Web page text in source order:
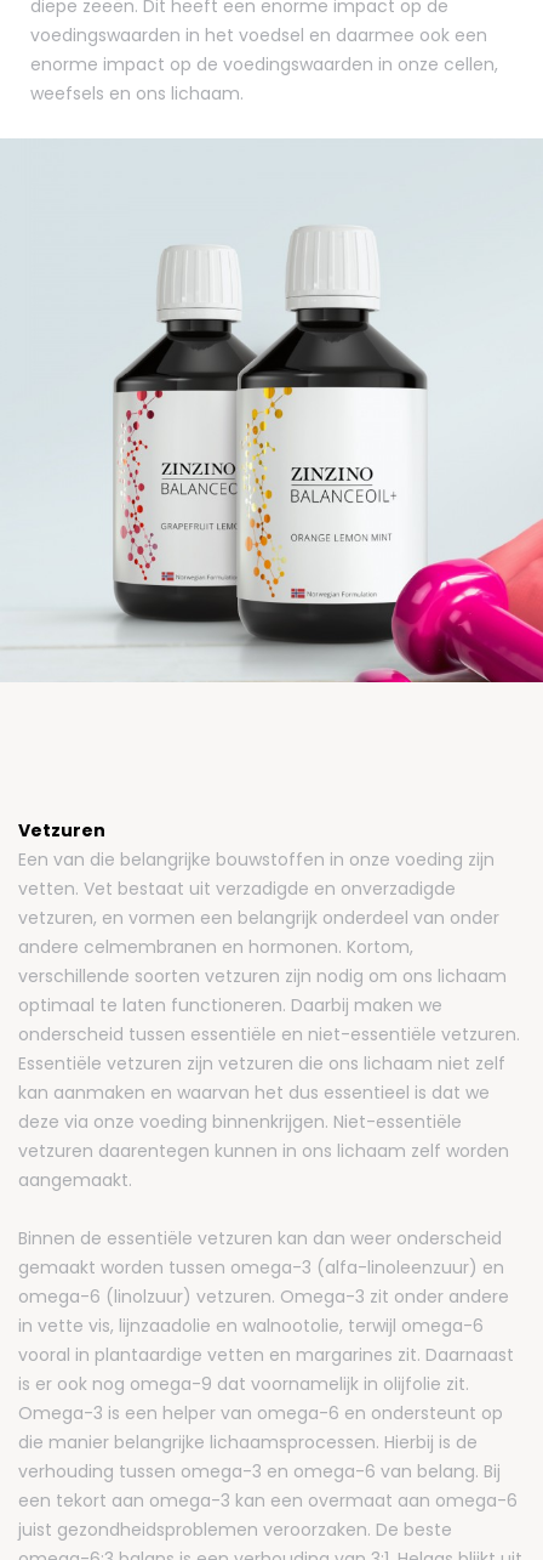
diepe zeeën. Dit heeft een enorme impact op de
voedingswaarden in het voedsel en daarmee ook een
enorme impact op de voedingswaarden in onze cellen,
weefsels en ons lichaam.
Vetzuren
Een van die belangrijke bouwstoffen in onze voeding zijn
vetten. Vet bestaat uit verzadigde en onverzadigde
vetzuren, en vormen een belangrijk onderdeel van onder
andere celmembranen en hormonen. Kortom,
verschillende soorten vetzuren zijn nodig om ons lichaam
optimaal te laten functioneren. Daarbij maken we
onderscheid tussen essentiële en niet-essentiële vetzuren.
Essentiële vetzuren zijn vetzuren die ons lichaam niet zelf
kan aanmaken en waarvan het dus essentieel is dat we
deze via onze voeding binnenkrijgen. Niet-essentiële
vetzuren daarentegen kunnen in ons lichaam zelf worden
aangemaakt.
Binnen de essentiële vetzuren kan dan weer onderscheid
gemaakt worden tussen omega-3 (alfa-linoleenzuur) en
omega-6 (linolzuur) vetzuren. Omega-3 zit onder andere
in vette vis, lijnzaadolie en walnootolie, terwijl omega-6
vooral in plantaardige vetten en margarines zit. Daarnaast
is er ook nog omega-9 dat voornamelijk in olijfolie zit.
Omega-3 is een helper van omega-6 en ondersteunt op
die manier belangrijke lichaamsprocessen. Hierbij is de
verhouding tussen omega-3 en omega-6 van belang. Bij
een tekort aan omega-3 kan een overmaat aan omega-6
juist gezondheidsproblemen veroorzaken. De beste